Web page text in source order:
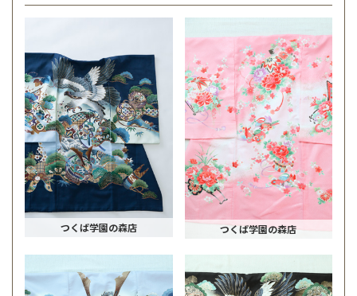
つくば学園の森店 つくば学園の森店